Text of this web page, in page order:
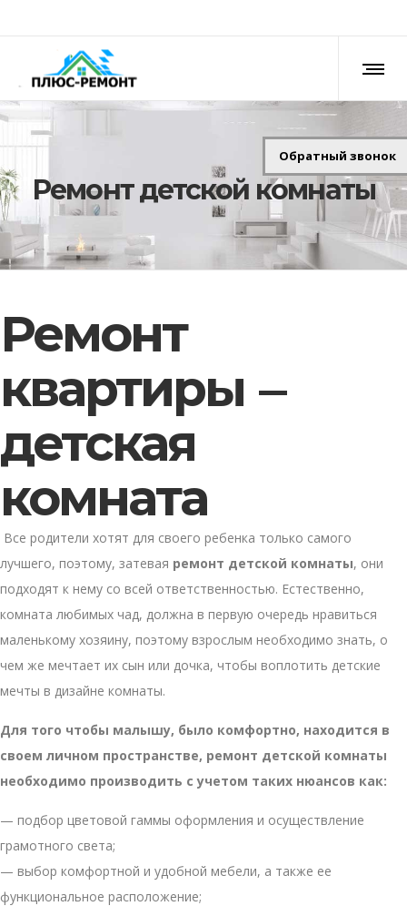
Ремонт детской комнаты
Ремонт
квартиры —
детская
комната
Все родители хотят для своего ребенка только самого
лучшего, поэтому, затевая ремонт детской комнаты, они
подходят к нему со всей ответственностью. Естественно,
комната любимых чад, должна в первую очередь нравиться
маленькому хозяину, поэтому взрослым необходимо знать, о
чем же мечтает их сын или дочка, чтобы воплотить детские
мечты в дизайне комнаты.
Для того чтобы малышу, было комфортно, находится в
своем личном пространстве, ремонт детской комнаты
необходимо производить с учетом таких нюансов как:
— подбор цветовой гаммы оформления и осуществление
грамотного света;
— выбор комфортной и удобной мебели, а также ее
функциональное расположение;
Обратный звонок